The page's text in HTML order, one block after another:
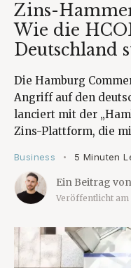
Zins-
Wie die
Deutschland
Die Hamburg
Angriff auf den
lanciert mit der
Zins-Plattform, die
Business • 5 Minuten
Ein Beitrag von
Veröffentlicht am